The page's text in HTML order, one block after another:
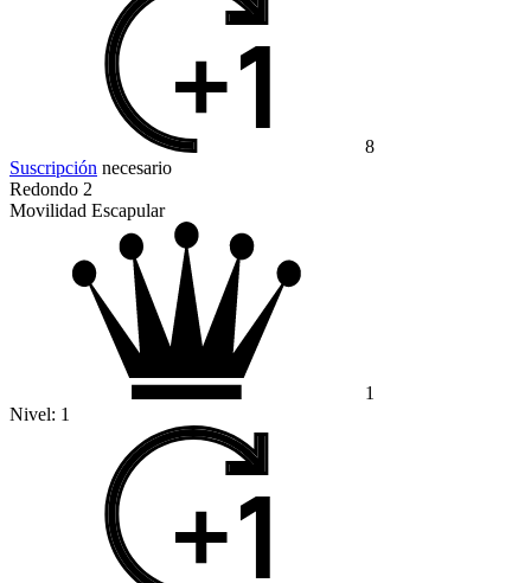
8
Suscripción necesario
Redondo 2
Movilidad Escapular
1
Nivel: 1